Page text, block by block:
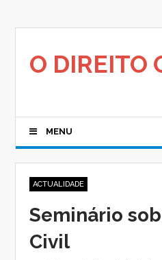
O DIREITO
MENU
ACTUALIDADE
Seminário
Civil